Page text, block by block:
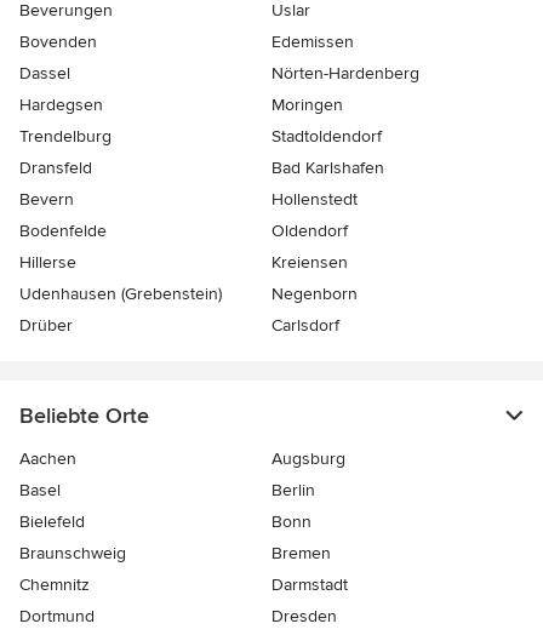
Beverungen
Uslar
Bovenden
Edemissen
Dassel
Nörten-Hardenberg
Hardegsen
Moringen
Trendelburg
Stadtoldendorf
Dransfeld
Bad Karlshafen
Bevern
Hollenstedt
Bodenfelde
Oldendorf
Hillerse
Kreiensen
Udenhausen (Grebenstein)
Negenborn
Drüber
Carlsdorf
Beliebte Orte
Aachen
Augsburg
Basel
Berlin
Bielefeld
Bonn
Braunschweig
Bremen
Chemnitz
Darmstadt
Dortmund
Dresden